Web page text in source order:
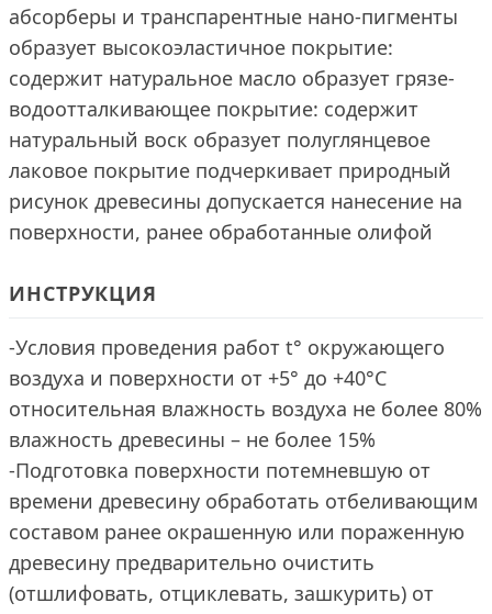
абсорберы и транспарентные нано-пигменты
образует высокоэластичное покрытие:
содержит натуральное масло образует грязе-
водоотталкивающее покрытие: содержит
натуральный воск образует полуглянцевое
лаковое покрытие подчеркивает природный
рисунок древесины допускается нанесение на
поверхности, ранее обработанные олифой
ИНСТРУКЦИЯ
-Условия проведения работ t° окружающего
воздуха и поверхности от +5° до +40°С
относительная влажность воздуха не более 80%
влажность древесины – не более 15%
-Подготовка поверхности потемневшую от
времени древесину обработать отбеливающим
составом ранее окрашенную или пораженную
древесину предварительно очистить
(отшлифовать, отциклевать, зашкурить) от